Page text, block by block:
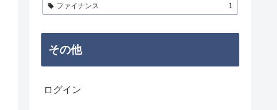
ファイナンス 1
その他
ログイン